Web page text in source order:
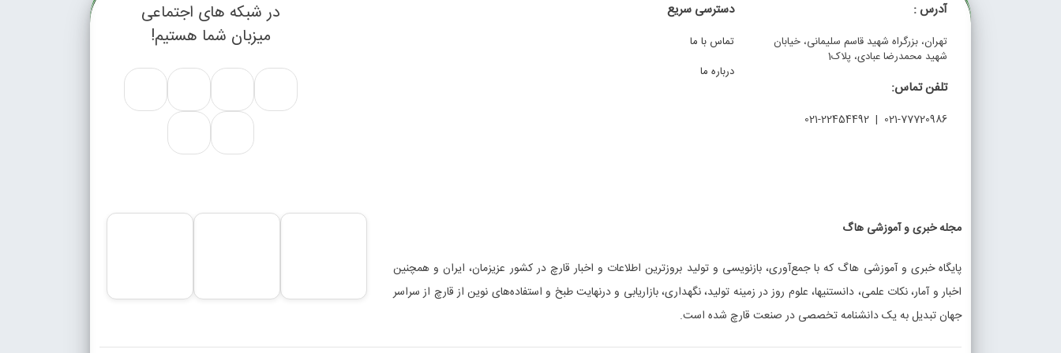
آدرس :
تهران، بزرگراه شهید قاسم سلیمانی، خیابان
شهید محمدرضا عبادی، پلاک1
تلفن تماس:
021-77720986 | 021-22454492
دسترسی سریع
تماس با ما
درباره ما
در شبکه های اجتماعی
میزبان شما هستیم!
مجله خبری و آموزشی هاگ
پایگاه خبری و آموزشی هاگ که با جمع‌آوری، بازنویسی و تولید بروزترین اطلاعات و اخبار قارچ در کشور عزیزمان، ایران و همچنین
اخبار و آمار، نکات علمی، دانستنیها، علوم روز در زمینه تولید، نگهداری، بازاریابی و درنهایت طبخ و استفاده‌های نوین از قارچ از سراسر
جهان تبدیل به یک دانشنامه تخصصی در صنعت قارچ شده است.